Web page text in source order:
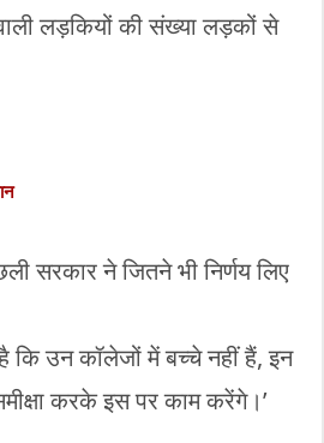
लड़कियों की संख्या लड़कों से
सरकार ने जितने भी निर्णय लिए
कि उन कॉलेजों में बच्चे नहीं हैं, इन
करके इस पर काम करेंगे।’